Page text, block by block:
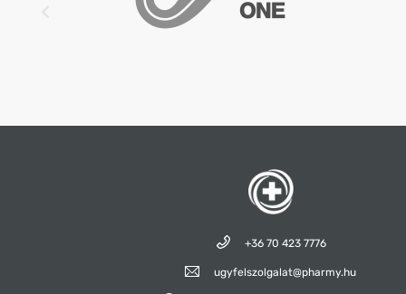
+36 70 423 7776
ugyfelszolgalat@pharmy.hu